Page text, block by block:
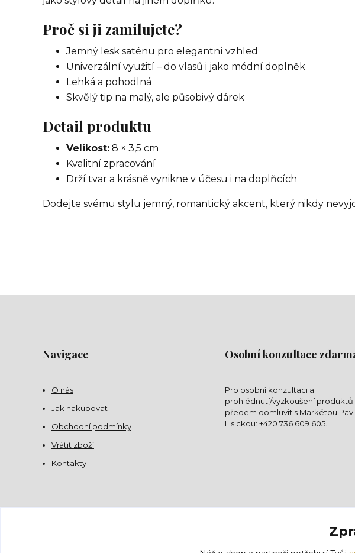
Proč si ji zamilujete?
Jemný lesk saténu pro elegantní vzhled
Univerzální využití – do vlasů i jako módní doplněk
Lehká a pohodlná
Skvělý tip na malý, ale působivý dárek
Detail produktu
Velikost: 8 × 3,5 cm
Kvalitní zpracování
Drží tvar a krásně vynikne v účesu i na doplňcích
Dodejte svému stylu jemný, romantický akcent, který nikdy
Navigace
O nás
Jak nakupovat
Obchodní podmínky
Vrátit zboží
Kontakty
Osobní konzultace
Pro osobní konzultaci a
prohlédnutí/vyzkoušení produktů
předem domluvit s Markétou
Lisickou: +420 736 609 605.